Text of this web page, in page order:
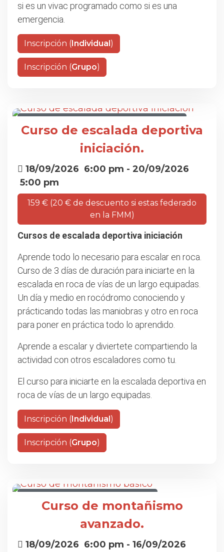
si es un vivac programado como si es una
emergencia.
Inscripción (Individual)
Inscripción (Grupo)
Curso de escalada deportiva
iniciación.
18/09/2026 6:00 pm - 20/09/2026
5:00 pm
159 € (20 € de descuento si estas federado
en la FMM)
Cursos de escalada deportiva iniciación
Aprende todo lo necesario para escalar en roca.
Curso de 3 días de duración para iniciarte en la
escalada en roca de vías de un largo equipadas.
Un día y medio en rocódromo conociendo y
prácticando todas las maniobras y otro en roca
para poner en práctica todo lo aprendido.
Aprende a escalar y diviertete compartiendo la
actividad con otros escaladores como tu.
El curso para iniciarte en la escalada deportiva en
roca de vías de un largo equipadas.
Inscripción (Individual)
Inscripción (Grupo)
Curso de montañismo
avanzado.
18/09/2026 6:00 pm - 16/09/2026